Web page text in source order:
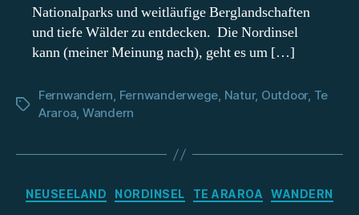
Nationalparks und weitläufige Berglandschaften
und tiefe Wälder zu entdecken. Die Nordinsel
kann (meiner Meinung nach), geht es um […]
Schlagwörter
Fernwandern, Fernwanderwege, Natur, Outdoor, Te
Araroa, Wandern
Kategorien
NEUSEELAND NORDINSEL TE ARAROA WANDERN